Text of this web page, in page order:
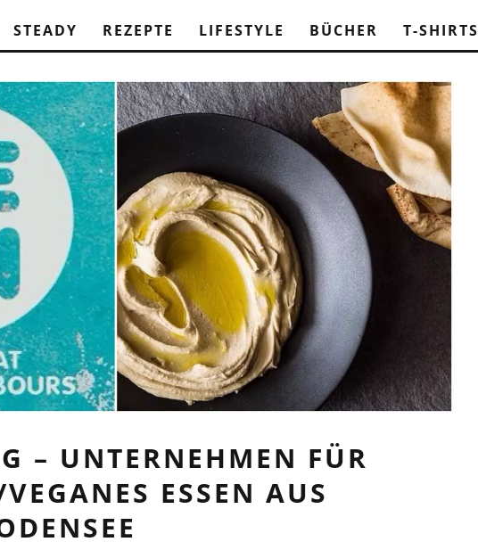
STEADY REZEPTE LIFESTYLE BÜCHER T-SHIRTS
– UNTERNEHMEN FÜR
ESSEN AUS